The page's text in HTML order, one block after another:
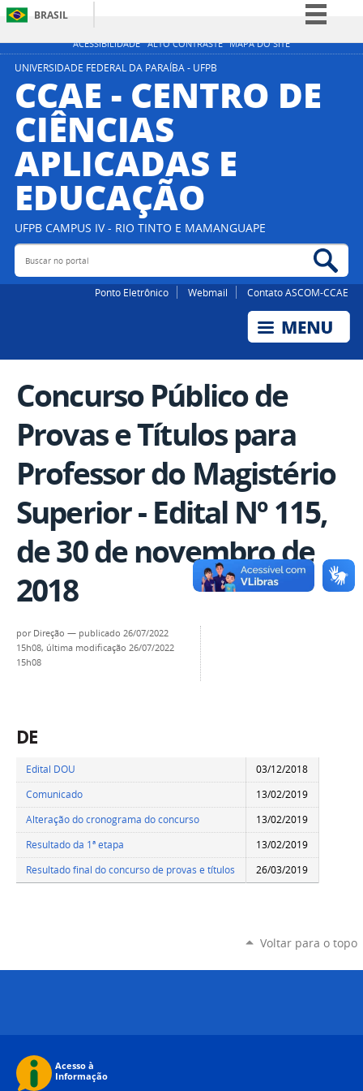
ACESSIBILIDADE ALTO CONTRASTE MAPA DO SITE
BRASIL
Simplifique!
Participe
UNIVERSIDADE FEDERAL DA PARAÍBA - UFPB
CCAE - CENTRO DE
CIÊNCIAS
APLICADAS E
EDUCAÇÃO
UFPB CAMPUS IV - RIO TINTO E MAMANGUAPE
Buscar no portal
Ponto Eletrônico Webmail Contato ASCOM-CCAE
Concurso Público de
Provas e Títulos para
Professor do Magistério
Superior - Edital Nº 115,
de 30 de novembro de
2018
por Direção — publicado 26/07/2022
15h08, última modificação 26/07/2022
15h08
DE
Edital DOU
03/12/2018
Comunicado
13/02/2019
Alteração do cronograma do concurso
13/02/2019
Resultado da 1ª etapa
13/02/2019
Resultado final do concurso de provas e títulos
26/03/2019
Voltar para o topo